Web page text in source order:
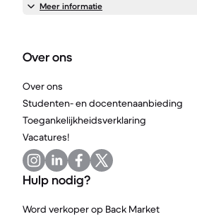
Meer informatie
Over ons
Over ons
Studenten- en docentenaanbieding
Toegankelijkheidsverklaring
Vacatures!
Hulp nodig?
Word verkoper op Back Market